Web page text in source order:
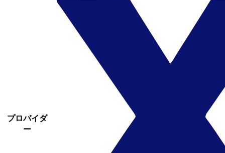
プロバイダ
ー